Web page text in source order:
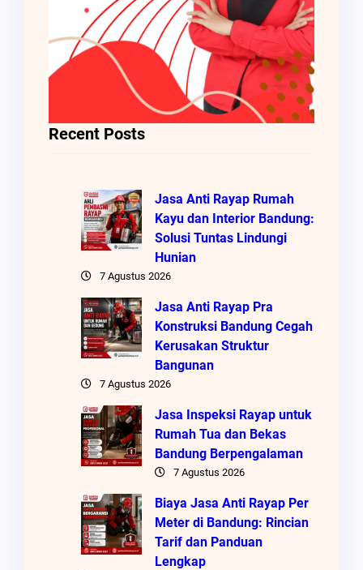
Recent Posts
Jasa Anti Rayap Rumah
Kayu dan Interior Bandung:
Solusi Tuntas Lindungi
Hunian
7 Agustus 2026
Jasa Anti Rayap Pra
Konstruksi Bandung Cegah
Kerusakan Struktur
Bangunan
7 Agustus 2026
Jasa Inspeksi Rayap untuk
Rumah Tua dan Bekas
Bandung Berpengalaman
7 Agustus 2026
Biaya Jasa Anti Rayap Per
Meter di Bandung: Rincian
Tarif dan Panduan
Lengkap